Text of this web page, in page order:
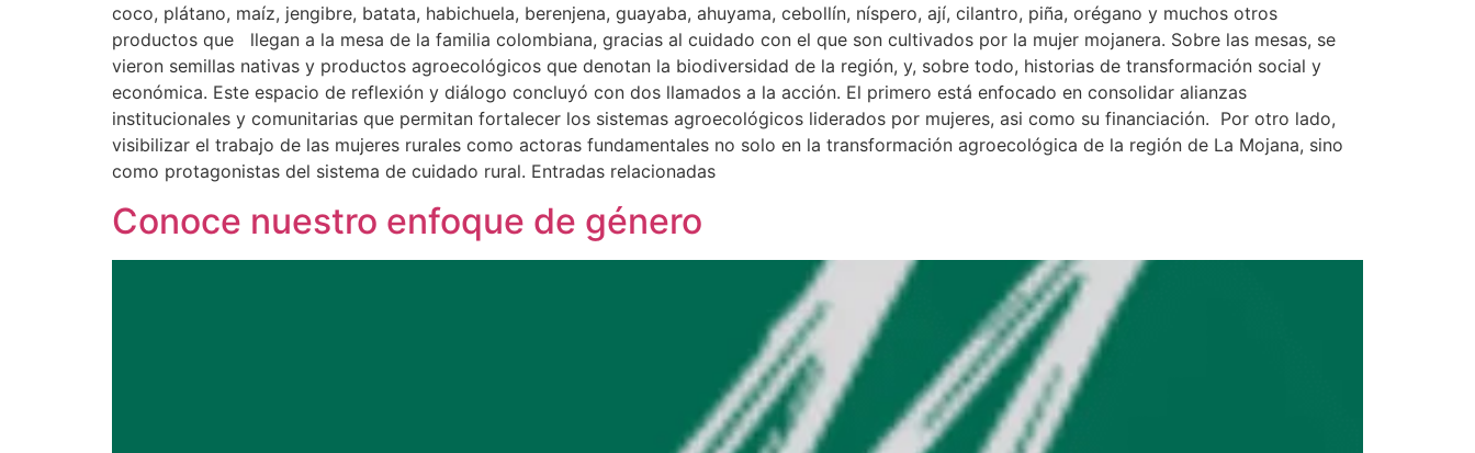
coco, plátano, maíz, jengibre, batata, habichuela, berenjena, guayaba, ahuyama, cebollín, níspero, ají, cilantro, piña, orégano y muchos otros
productos que llegan a la mesa de la familia colombiana, gracias al cuidado con el que son cultivados por la mujer mojanera. Sobre las mesas, se
vieron semillas nativas y productos agroecológicos que denotan la biodiversidad de la región, y, sobre todo, historias de transformación social y
económica. Este espacio de reflexión y diálogo concluyó con dos llamados a la acción. El primero está enfocado en consolidar alianzas
institucionales y comunitarias que permitan fortalecer los sistemas agroecológicos liderados por mujeres, asi como su financiación. Por otro lado,
visibilizar el trabajo de las mujeres rurales como actoras fundamentales no solo en la transformación agroecológica de la región de La Mojana, sino
como protagonistas del sistema de cuidado rural. Entradas relacionadas
Conoce nuestro enfoque de género